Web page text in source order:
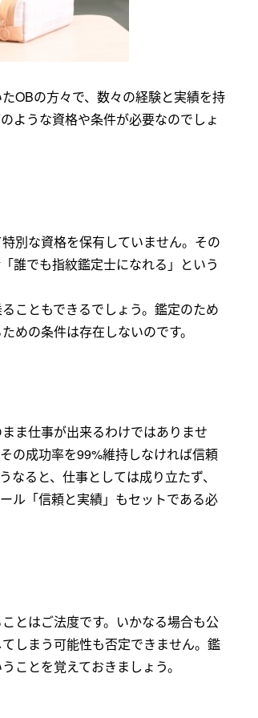
OBの方々で、数々の経験と実績を持
ような資格や条件が必要なのでしょ
別な資格を保有していません。その
誰でも指紋鑑定士になれる」という
こともできるでしょう。鑑定のため
めの条件は存在しないのです。
ま仕事が出来るわけではありませ
の成功率を99%維持しなければ信頼
ると、仕事としては成り立たず、
ル「信頼と実績」もセットである必
とはご法度です。いかなる場合も公
しまう可能性も否定できません。鑑
ことを覚えておきましょう。